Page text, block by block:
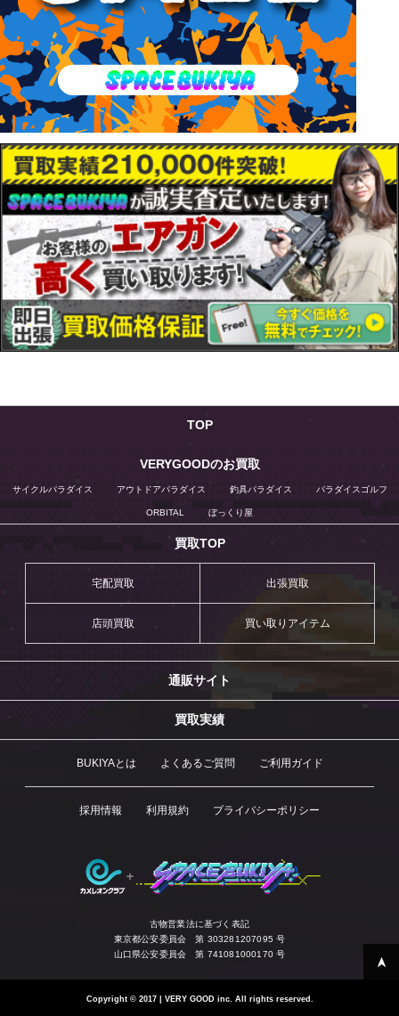
TOP
VERYGOODのお買取
サイクルパラダイス アウトドアパラダイス 釣具パラダイス パラダイスゴルフ
ORBITAL ぼっくり屋
買取TOP
宅配買取 出張買取
店頭買取 買い取りアイテム
通販サイト
買取実績
BUKIYAとは よくあるご質問 ご利用ガイド
採用情報 利用規約 プライバシーポリシー
古物営業法に基づく表記
東京都公安委員会 第 303281207095 号
山口県公安委員会 第 741081000170 号
Copyright ©2017 | VERY GOOD inc. All rights reserved.